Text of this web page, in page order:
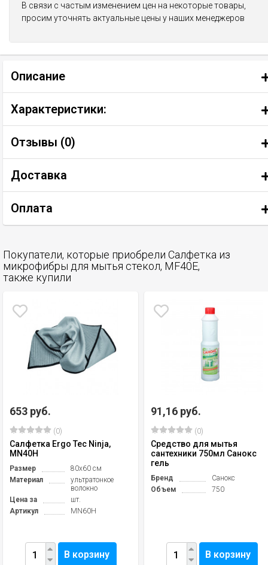
В связи с частым изменением цен на некоторые товары,
просим уточнять актуальные цены у наших менеджеров
Описание
Характеристики:
Отзывы (0)
Доставка
Оплата
Покупатели, которые приобрели Салфетка из
микрофибры для мытья стекол, MF40E,
также купили
653 руб.
(0)
Салфетка Ergo Tec Ninja,
MN40H
Размер
80x60 см
Материал
ультратонкое
волокно
Цена за
шт.
Артикул
MN60H
В корзину
91,16 руб.
(0)
Средство для мытья
сантехники 750мл Санокс
гель
Бренд
Санокс
Объем
750
В корзину